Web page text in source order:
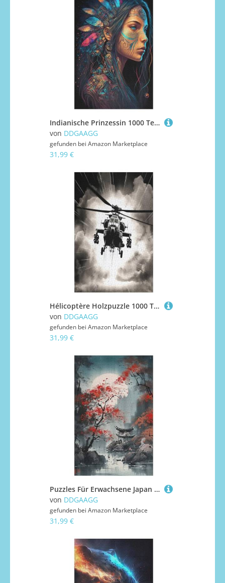
Indianische Prinzessin 1000 Teile Puzzles Für Erwachsene Holzpuzzle Familienpuzzlespiel Stressabbau-Puzzle Für Kinder Ab 12 Jahren （78×53cm）
von DDGAAGG
gefunden bei Amazon Marketplace
31,99 €
Hélicoptère Holzpuzzle 1000 Teile Klassische Puzzles Erwachsene Kinder Puzzle DIY Kit Holzspielzeug Einzigartiges Geschenk 1000 PCS
von DDGAAGG
gefunden bei Amazon Marketplace
31,99 €
Puzzles Für Erwachsene Japan Style,1000-teilige Puzzle Für Kinder Ab 12 Jahren, Holzpuzzles Für Die Heimdekoration, 1000 PCS
von DDGAAGG
gefunden bei Amazon Marketplace
31,99 €